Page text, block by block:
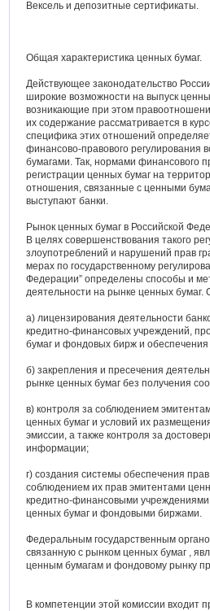
Вексель и депозитные сертификаты.
Общая характеристика ценных бумаг.
Действующее законодательство
широкие возможности на выпуск
возникающие при этом
их содержание рассматривается в
специфика этих отношений
финансово-правового регулирования
бумагами. Так, нормами финансового
регистрации ценных бумаг на
отношения, связанные с ценными
выступают банки.
Рынок ценных бумаг в Российской
В целях совершенствования такого
злоупотреблений и нарушений прав
мерах по государственному
Федерации” определены способы и
деятельности на рынке ценных бумаг.
а) лицензирования деятельности
кредитно-финансовых учреждений,
бумаг и фондовых бирж и
б) закрепления и пресечения
рынке ценных бумаг без получения
в) контроля за соблюдением
ценных бумаг и условий их
эмиссии, а также контроля за
информации;
г) создания системы обеспечения
соблюдением их прав эмитентами
кредитно-финансовыми
ценных бумаг и фондовыми биржами.
Федеральным государственным
связанную с рынком ценных бумаг ,
ценным бумагам и фондовому рынку
В компетенции этой комиссии входит